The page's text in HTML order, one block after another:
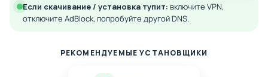
Если скачивание / установка тупит: включите VPN,
отключите AdBlock, попробуйте другой DNS.
РЕКОМЕНДУЕМЫЕ УСТАНОВЩИКИ